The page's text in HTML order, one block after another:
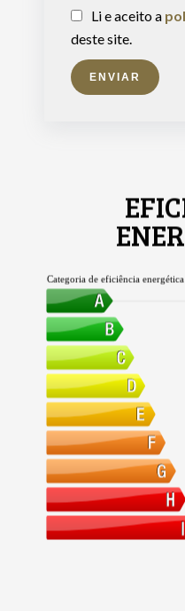
Li e aceito a
deste site.
ENVIAR
Categoria de eficiência energética